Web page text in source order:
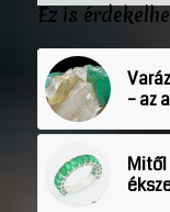
Ez is
– az